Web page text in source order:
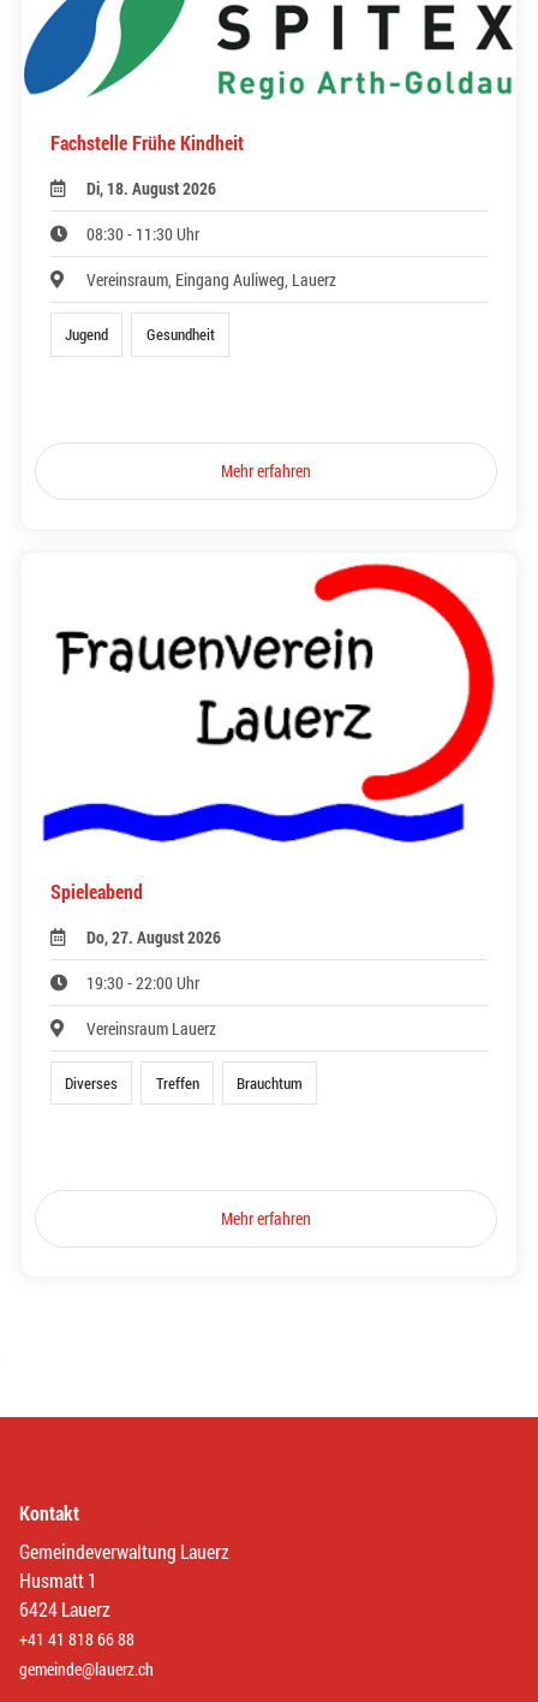
Fachstelle Frühe Kindheit
Di, 18. August 2026
08:30 - 11:30 Uhr
Vereinsraum, Eingang Auliweg, Lauerz
Jugend Gesundheit
Mehr erfahren
Spieleabend
Do, 27. August 2026
19:30 - 22:00 Uhr
Vereinsraum Lauerz
Diverses Treffen Brauchtum
Mehr erfahren
Kontakt
Gemeindeverwaltung Lauerz
Husmatt 1
6424 Lauerz
+41 41 818 66 88
gemeinde@lauerz.ch